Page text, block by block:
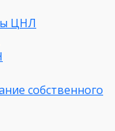
ЦНЛ
собственного